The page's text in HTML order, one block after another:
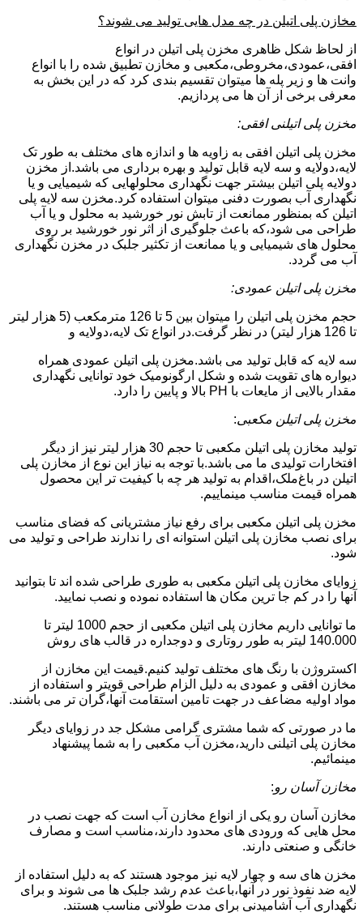
مخازن پلی اتیلن در چه مدل هایی تولید می شوند؟
از لحاظ شکل ظاهری مخزن پلی اتیلن در انواع
افقی،عمودی،مخروطی،مکعبی و مخازن تطبیق شده را با انواع
وانت ها و زیر پله ها میتوان تقسیم بندی کرد که در این بخش به
معرفی برخی از آن ها می پردازیم.
مخزن پلی اتیلنی افقی:
مخزن پلی اتیلن افقی به زاویه ها و اندازه های مختلف به طور تک
لایه،دولایه و سه لایه قابل تولید و بهره برداری می باشد.از مخزن
دولایه پلی اتیلن بیشتر جهت نگهداری محلولهایی که شیمیایی و یا
نگهداری آب بصورت دفنی میتوان استفاده کرد.مخزن سه لایه پلی
اتیلن که بمنظور ممانعت از تابش نور خورشید به محلول و یا آب
طراحی می شود،که باعث جلوگیری از اثر نور خورشید بر روی
محلول های شیمیایی و یا ممانعت از تکثیر جلبک در مخزن نگهداری
آب می گردد.
مخزن پلی اتیلن عمودی:
حجم مخزن پلی اتیلن را میتوان بین 5 تا 126 مترمکعب (5 هزار لیتر
تا 126 هزار لیتر) در نظر گرفت.در انواع تک لایه،دولایه و
سه لایه که قابل تولید می باشد.مخزن پلی اتیلن عمودی همراه
دیواره های تقویت شده و شکل ارگونومیک خود توانایی نگهداری
مقدار بالایی از مایعات با PH بالا و پایین را دارد.
مخزن پلی اتیلن مکعبی:
تولید مخازن پلی اتیلن مکعبی تا حجم 30 هزار لیتر نیز از دیگر
افتخارات تولیدی ما می باشد.با توجه به نیاز این نوع از مخازن پلی
اتیلن در باغ‌ملک،اقدام به تولید هر چه با کیفیت تر این محصول
همراه قیمت مناسب مینماییم.
مخزن پلی اتیلن مکعبی برای رفع نیاز مشتریانی که فضای مناسب
برای نصب مخازن پلی اتیلن استوانه ای را ندارند طراحی و تولید می
شود.
زوایای مخازن پلی اتیلن مکعبی به طوری طراحی شده اند تا بتوانید
آنها را در کم جا ترین مکان ها استفاده نموده و نصب نمایید.
ما توانایی داریم مخازن پلی اتیلن مکعبی از حجم 1000 لیتر تا
140.000 لیتر به طور روتاری و دوجداره در قالب های روش
اکستروژن با رنگ های مختلف تولید کنیم.قیمت این مخازن از
مخازن افقی و عمودی به دلیل الزام طراحی قویتر و استفاده از
مواد اولیه مضاعف در جهت تامین استقامت آنها،گران تر می باشند.
ما در صورتی که شما مشتری گرامی مشکل جد در زوایای دیگر
مخازن پلی اتیلنی دارید،مخزن آب مکعبی را به شما پیشنهاد
مینمائیم.
مخازن آسان رو:
مخازن آسان رو یکی از انواع مخازن آب است که جهت نصب در
محل هایی که ورودی های محدود دارند،مناسب است و مصارف
خانگی و صنعتی دارند.
مخزن های سه و چهار لایه نیز موجود هستند که به دلیل استفاده از
لایه ضد نفوذ نور در آنها،باعث عدم رشد جلبک ها می شوند و برای
نگهداری آب آشامیدنی برای مدت طولانی مناسب هستند.